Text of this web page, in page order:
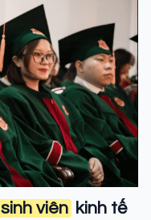
sinh viên kinh tế